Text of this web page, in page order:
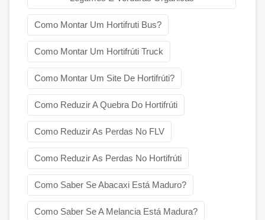
Como Montar Um Hortifruti Bus?
Como Montar Um Hortifrúti Truck
Como Montar Um Site De Hortifrúti?
Como Reduzir A Quebra Do Hortifrúti
Como Reduzir As Perdas No FLV
Como Reduzir As Perdas No Hortifrúti
Como Saber Se Abacaxi Está Maduro?
Como Saber Se A Melancia Está Madura?